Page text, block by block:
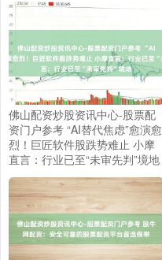
佛山配资炒股资讯中心-股票配
资门户参考 “AI替代焦虑”愈演愈
烈！巨匠软件股跌势难止 小摩
直言：行业已至“未审先判”境地